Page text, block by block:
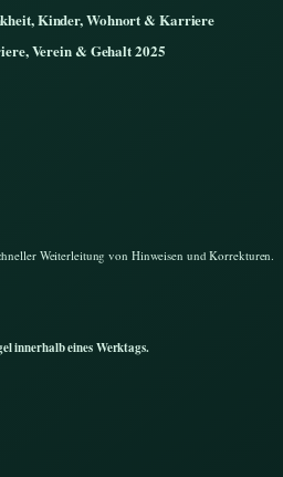
Kinder, Wohnort & Karriere
Verein & Gehalt 2025
Weiterleitung von Hinweisen und Korrekturen.
innerhalb eines Werktags.